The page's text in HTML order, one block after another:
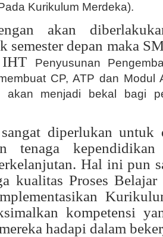
Kurikulum Merdeka).
akan
semester depan maka
IHT
Penyusunan
CP, ATP dan Modul
akan menjadi bekal bagi
diperlukan untuk
tenaga kependidikan
Hal ini pun
kualitas Proses
kompetensi
hadapi dalam